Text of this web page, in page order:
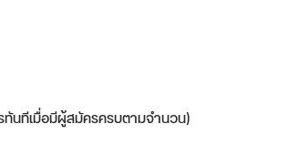
นทีเมื่อมีผู้สมัครครบตามจำนวน)